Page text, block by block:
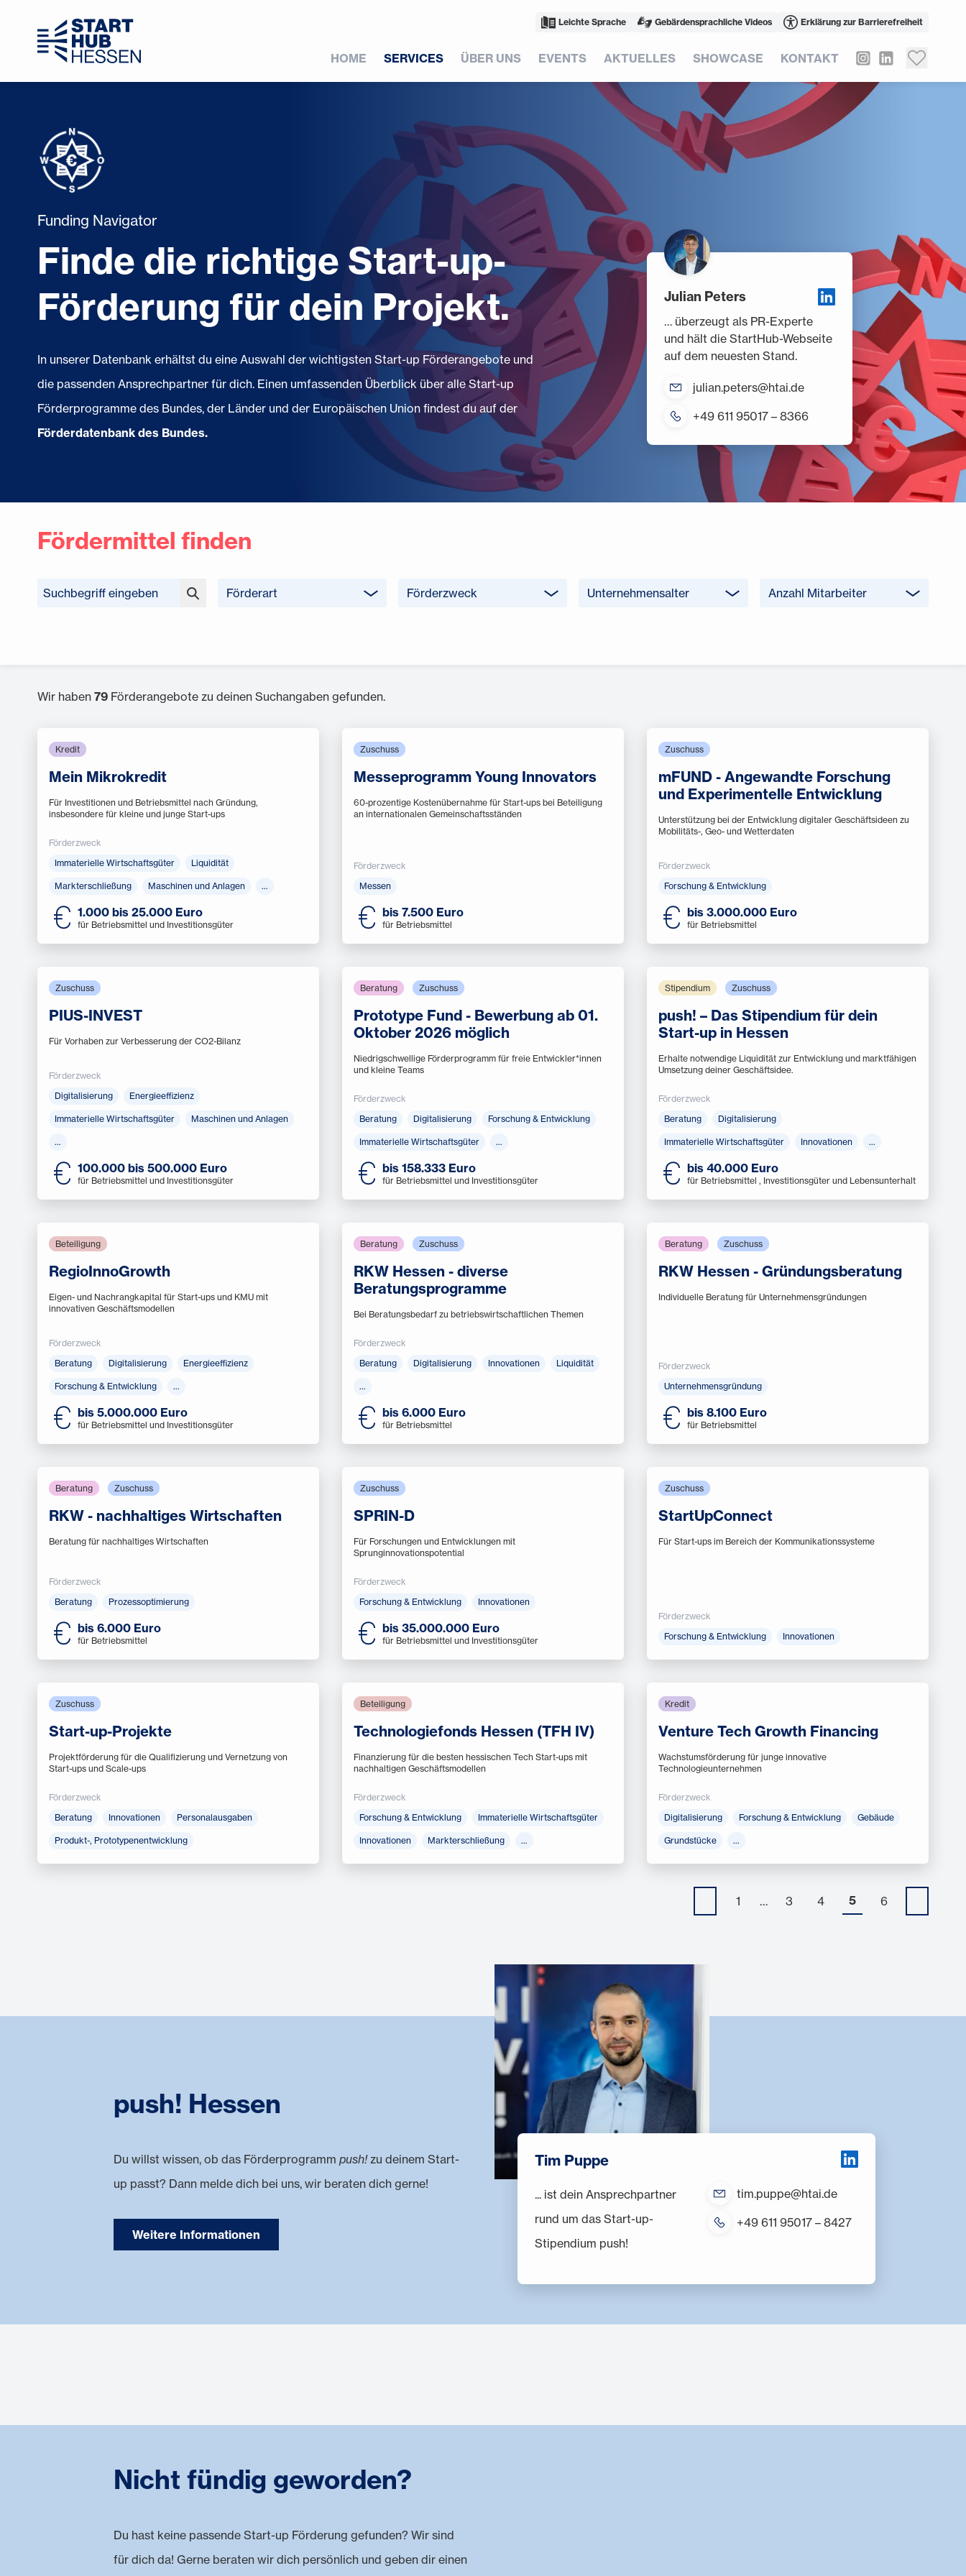
Leichte Sprache Gebärdensprachliche Videos Erklärung zur Barrierefreiheit
HOME SERVICES ÜBER UNS EVENTS AKTUELLES SHOWCASE KONTAKT
Funding Navigator
Finde die richtige Start-up-
Förderung für dein Projekt.
In unserer Datenbank erhältst du eine Auswahl der wichtigsten Start-up Förderangebote und
die passenden Ansprechpartner für dich. Einen umfassenden Überblick über alle Start-up
Förderprogramme des Bundes, der Länder und der Europäischen Union findest du auf der
Förderdatenbank des Bundes.
Julian Peters
… überzeugt als PR-Experte
und hält die StartHub-Webseite
auf dem neuesten Stand.
julian.peters@htai.de
+49 611 95017 – 8366
Fördermittel finden
Förderart Förderzweck Unternehmensalter Anzahl Mitarbeiter
Wir haben 79 Förderangebote zu deinen Suchangaben gefunden.
Kredit
Mein Mikrokredit
Für Investitionen und Betriebsmittel nach Gründung,
insbesondere für kleine und junge Start-ups
Förderzweck
Immaterielle Wirtschaftsgüter
Liquidität
Markterschließung Maschinen und Anlagen …
1.000 bis 25.000 Euro
für Betriebsmittel und Investitionsgüter
Zuschuss
Messeprogramm Young Innovators
60-prozentige Kostenübernahme für Start-ups bei Beteiligung
an internationalen Gemeinschaftsständen
Förderzweck
Messen
bis 7.500 Euro
für Betriebsmittel
Zuschuss
mFUND - Angewandte Forschung
und Experimentelle Entwicklung
Unterstützung bei der Entwicklung digitaler Geschäftsideen zu
Mobilitäts-, Geo- und Wetterdaten
Förderzweck
Forschung & Entwicklung
bis 3.000.000 Euro
für Betriebsmittel
Zuschuss
PIUS-INVEST
Für Vorhaben zur Verbesserung der CO2-Bilanz
Förderzweck
Digitalisierung
Energieeffizienz
Immaterielle Wirtschaftsgüter Maschinen und Anlagen
…
100.000 bis 500.000 Euro
für Betriebsmittel und Investitionsgüter
Beratung Zuschuss
Prototype Fund - Bewerbung ab 01.
Oktober 2026 möglich
Niedrigschwellige Förder­programm für freie Entwickler*innen
und kleine Teams
Förderzweck
Beratung
Digitalisierung Forschung & Entwicklung
Immaterielle Wirtschaftsgüter …
bis 158.333 Euro
für Betriebsmittel und Investitionsgüter
Stipendium Zuschuss
push! – Das Stipendium für dein
Start-up in Hessen
Erhalte notwendige Liquidität zur Entwicklung und marktfähigen
Umsetzung deiner Geschäftsidee.
Förderzweck
Beratung
Digitalisierung
Immaterielle Wirtschaftsgüter Innovationen …
bis 40.000 Euro
für Betriebsmittel , Investitionsgüter und Lebensunterhalt
Beteiligung
RegioInnoGrowth
Eigen- und Nachrangkapital für Start-ups und KMU mit
innovativen Geschäftsmodellen
Förderzweck
Beratung
Digitalisierung Energieeffizienz
Forschung & Entwicklung …
bis 5.000.000 Euro
für Betriebsmittel und Investitionsgüter
Beratung Zuschuss
RKW Hessen - diverse
Beratungsprogramme
Bei Beratungsbedarf zu betriebswirtschaftlichen Themen
Förderzweck
Beratung
Digitalisierung Innovationen Liquidität
…
bis 6.000 Euro
für Betriebsmittel
Beratung Zuschuss
RKW Hessen - Gründungsberatung
Individuelle Beratung für Unternehmensgründungen
Förderzweck
Unternehmensgründung
bis 8.100 Euro
für Betriebsmittel
Beratung Zuschuss
RKW - nachhaltiges Wirtschaften
Beratung für nachhaltiges Wirtschaften
Förderzweck
Beratung
Prozessoptimierung
bis 6.000 Euro
für Betriebsmittel
Zuschuss
SPRIN-D
Für Forschungen und Entwicklungen mit
Sprunginnovationspotential
Förderzweck
Forschung & Entwicklung
Innovationen
bis 35.000.000 Euro
für Betriebsmittel und Investitionsgüter
Zuschuss
StartUpConnect
Für Start-ups im Bereich der Kommunikationssysteme
Förderzweck
Forschung & Entwicklung
Innovationen
Zuschuss
Start-up-Projekte
Projektförderung für die Qualifizierung und Vernetzung von
Start-ups und Scale-ups
Förderzweck
Beratung
Innovationen Personalausgaben
Produkt-, Prototypenentwicklung
Beteiligung
Technologiefonds Hessen (TFH IV)
Finanzierung für die besten hessischen Tech Start-ups mit
nachhaltigen Geschäftsmodellen
Förderzweck
Forschung & Entwicklung
Immaterielle Wirtschaftsgüter
Innovationen Markterschließung …
Kredit
Venture Tech Growth Financing
Wachstumsförderung für junge innovative
Technologieunternehmen
Förderzweck
Digitalisierung
Forschung & Entwicklung Gebäude
Grundstücke …
1 … 3 4 5 6
push! Hessen
Du willst wissen, ob das Förderprogramm push!zu deinem Start-
up passt? Dann melde dich bei uns, wir beraten dich gerne!
Weitere Informationen
Tim Puppe
... ist dein Ansprechpartner
rund um das Start-up-
Stipendium push!
tim.puppe@htai.de
+49 611 95017 – 8427
Nicht fündig geworden?
Du hast keine passende Start-up Förderung gefunden? Wir sind
für dich da! Gerne beraten wir dich persönlich und geben dir einen